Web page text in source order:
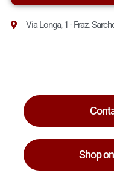
Via Longa, 1 - Fraz.
Shop